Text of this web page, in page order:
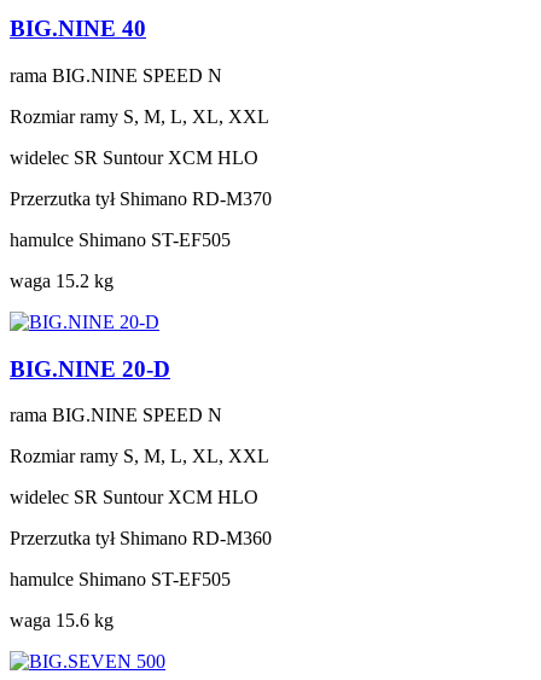
BIG.NINE 40
rama BIG.NINE SPEED N
Rozmiar ramy S, M, L, XL, XXL
widelec SR Suntour XCM HLO
Przerzutka tył Shimano RD-M370
hamulce Shimano ST-EF505
waga 15.2 kg
BIG.NINE 20-D
rama BIG.NINE SPEED N
Rozmiar ramy S, M, L, XL, XXL
widelec SR Suntour XCM HLO
Przerzutka tył Shimano RD-M360
hamulce Shimano ST-EF505
waga 15.6 kg